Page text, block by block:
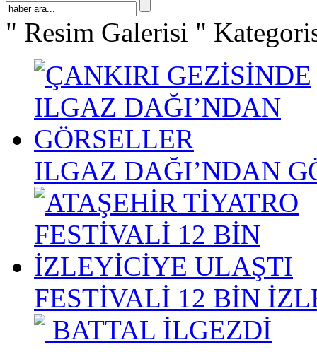
" Resim Galerisi "
ILGAZ DAĞI’NDAN
FESTİVALİ 12 BİN